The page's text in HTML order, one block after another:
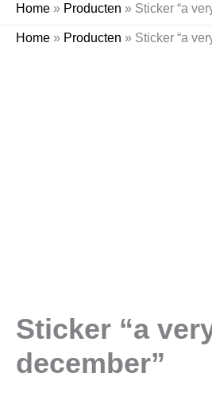
Home » Producten » Sticker “a
Home » Producten » Sticker “a
Sticker “a
december”
Sticker